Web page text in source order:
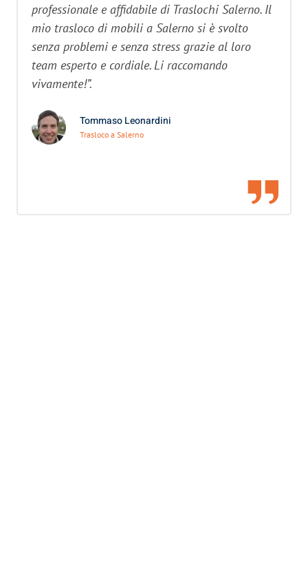
professionale e affidabile di Traslochi Salerno. Il
mio trasloco di mobili a Salerno si è svolto
senza problemi e senza stress grazie al loro
team esperto e cordiale. Li raccomando
vivamente!”.
Tommaso Leonardini
Trasloco a Salerno